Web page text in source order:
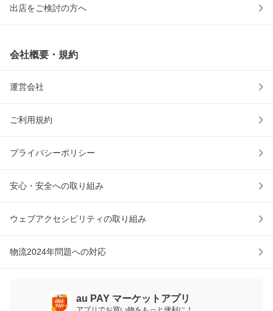
出店をご検討の方へ
会社概要・規約
運営会社
ご利用規約
プライバシーポリシー
安心・安全への取り組み
ウェブアクセシビリティの取り組み
物流2024年問題への対応
au PAY マーケットアプリ